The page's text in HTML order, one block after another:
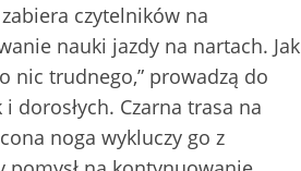
czytelników na
nauki jazdy na nartach. Jak
nic trudnego,” prowadzą do
dorosłych. Czarna trasa na
noga wykluczy go z